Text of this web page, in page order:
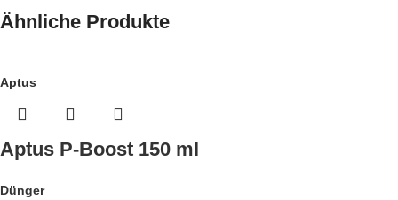
Ähnliche Produkte
Aptus
Aptus P-Boost 150 ml
Dünger